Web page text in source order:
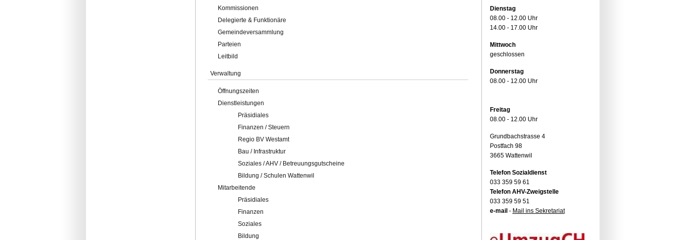
Kommissionen
Delegierte & Funktionäre
Gemeindeversammlung
Parteien
Leitbild
Verwaltung
Öffnungszeiten
Dienstleistungen
Präsidiales
Finanzen / Steuern
Regio BV Westamt
Bau / Infrastruktur
Soziales / AHV / Betreuungsgutscheine
Bildung / Schulen Wattenwil
Mitarbeitende
Präsidiales
Finanzen
Soziales
Bildung
Dienstag
08.00 - 12.00 Uhr
14.00 - 17.00 Uhr
Mittwoch
geschlossen
Donnerstag
08.00 - 12.00 Uhr
Freitag
08.00 - 12.00 Uhr
Grundbachstrasse 4
Postfach 98
3665 Wattenwil
Telefon Sozialdienst
033 359 59 61
Telefon AHV-Zweigstelle
033 359 59 51
e-mail - Mail ins Sekretariat